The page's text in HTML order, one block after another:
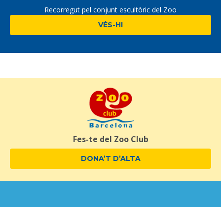
Recorregut pel conjunt escultòric del Zoo
VÉS-HI
Fes-te del Zoo Club
DONA’T D’ALTA